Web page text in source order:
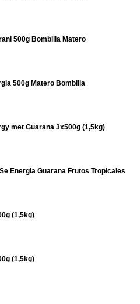
500g Bombilla Matero
500g Matero Bombilla
met Guarana 3x500g (1,5kg)
Energia Guarana Frutos Tropicales
(1,5kg)
(1,5kg)